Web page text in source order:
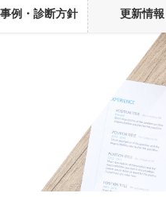
例・診断方針 更新情報